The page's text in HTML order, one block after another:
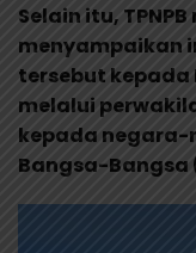
Selain itu,
menyampaikan
tersebut kepada
melalui
kepada negara-
Bangsa-Bangsa